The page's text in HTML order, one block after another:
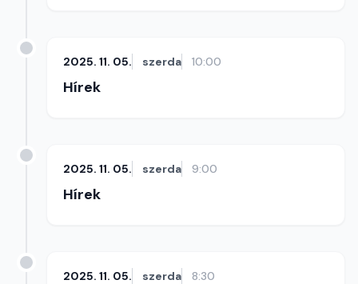
2025. 11. 05. szerda 10:00
Hírek
2025. 11. 05. szerda 9:00
Hírek
2025. 11. 05. szerda 8:30